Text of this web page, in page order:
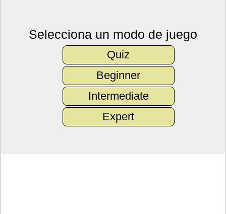
Selecciona un modo de juego
Quiz
Beginner
Intermediate
Expert